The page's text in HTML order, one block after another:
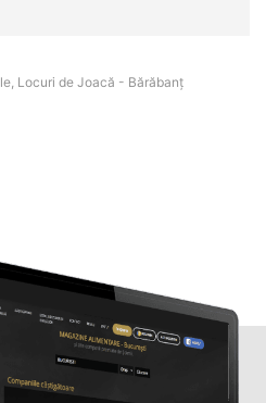
Locuri de Joacă - Bărăbanţ